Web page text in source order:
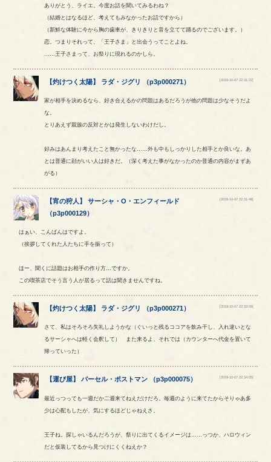
ありがとう、ライエ。今度お話を聞いてみるわね？
（結婚とはなるほど、考えてもみなかったお話ですから）
（新鮮な体験に今から胸の歯車が、きりきりと音を立てて踊るのでございます。）
恋。つまりそれって、「王子さま」と出会うってことよね。
……王子さまって、お祭りに現れるのかしら。
【灼けつく太陽】 ラダ・ ジグリ （p3p000271） [2018-10-07 22:31:22]
家が相手を決めるなら、好き合えるかの問題はあるだろうが他の問題は少なそうだよ
な。
とりあえず親族の反対とかは発生しないわけだし。
好みはあんまり考えたこと無かったな……外も中もしっかりした相手とか良いな。あ
とは普通に顔がいい人は好きだ。（深く考えた事がなかったのか普通の内容がまずあ
がる）
【宵の狩人 】サーシャ ・O ・ エンフィールド
（p3p000129）
[2018-10-07 22:31:48]
はぁい、こんばんはですよ。
（挨拶してくれた人たちに手を振って）
ほー、聞くに話題はお相手の作り方…ですか。
この喫茶店でそう言う人が居るって話は聞きませんですね。
【灼けつく太陽】 ラダ・ ジグリ （p3p000271） [2018-10-07 22:33:09]
さて、私はそろそろ失礼しようかな（ぐいっと残るココアを飲み干し、入れ違いとな
るサーシャへは軽く会釈して） また来るよ、それでは（カウンターへ代金を置いて
帰っていった）
【運び屋】パーセル・ポストマン （p3p000075） [2018-10-07 22:34:05]
最近っつっても一週だか二週来てねえだけだろ。毎週のように来てたからそりゃあ多
少は心配もしたが、気にするほどじゃねえさ。
王子ね。探しゃいるんだろうが、祭りに出てくるイメージは……っつか、ハロウィン
だと仮装してるから見つけにくくねえか？